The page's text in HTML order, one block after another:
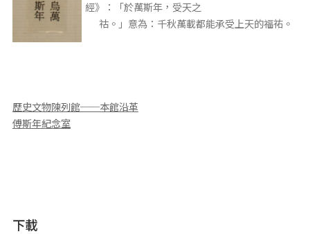
經》：「於萬斯年，受天之
祜。」意為：千秋萬載都能承受上天的福祐。
歷史文物陳列館──本館沿革
傅斯年紀念室
下載